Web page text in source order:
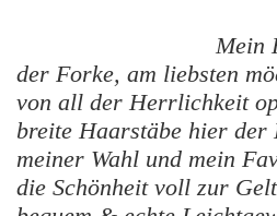
Mein
der Forke, am liebsten
von all der Herrlichkeit
breite Haarstäbe hier der
meiner Wahl und mein
die Schönheit voll zur